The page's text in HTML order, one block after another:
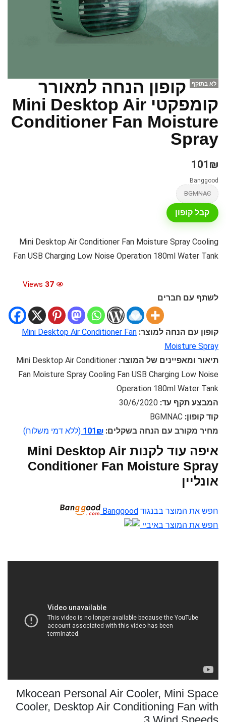
לא בתוקף
קופון הנחה למאורר
קומפקטי Mini Desktop Air
Conditioner Fan Moisture
Spray
101₪
Banggood
BGMNAC
קבל קופון
Mini Desktop Air Conditioner Fan Moisture Spray Cooling
Fan USB Charging Low Noise Operation 180ml Water Tank
37
לשתף עם חברים
קופון עם הנחה למוצר: Mini Desktop Air Conditioner Fan
Moisture Spray
תיאור ומאפיינים של המוצר: Mini Desktop Air Conditioner
Fan Moisture Spray Cooling Fan USB Charging Low Noise
Operation 180ml Water Tank
המבצע תקף עד: 30/6/2020
קוד קופון: BGMNAC
מחיר מקורב עם הנחה בשקלים: 101₪ (ללא דמי משלוח)
איפה עוד לקנות Mini Desktop Air
Conditioner Fan Moisture Spray
אונליין
חפש את המוצר בבנגוד Banggood
חפש את המוצר באיביי
Mkocean Personal Air Cooler, Mini Space
Cooler, Desktop Air Conditioning Fan with